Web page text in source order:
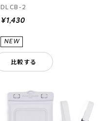
DLCB-2
¥1,430
比較する